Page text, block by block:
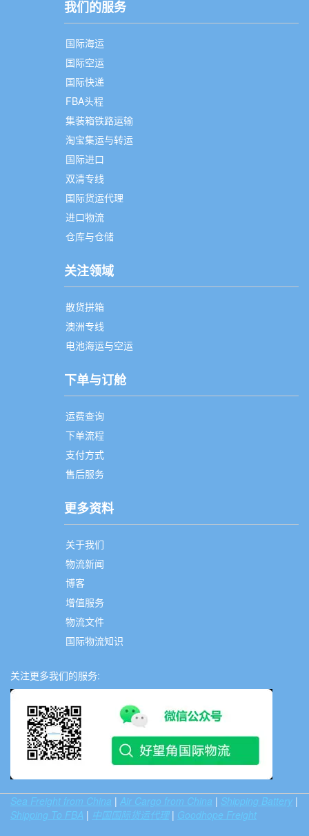
我们的服务
国际海运
国际空运
国际快递
FBA头程
集装箱铁路运输
淘宝集运与转运
国际进口
双清专线
国际货运代理
进口物流
仓库与仓储
关注领域
散货拼箱
澳洲专线
电池海运与空运
下单与订舱
运费查询
下单流程
支付方式
售后服务
更多资料
关于我们
物流新闻
博客
增值服务
物流文件
国际物流知识
关注更多我们的服务:
Sea Freight from China | Air Cargo from China | Shipping Battery |
Shipping To FBA | 中国国际货运代理| Goodhope Freight